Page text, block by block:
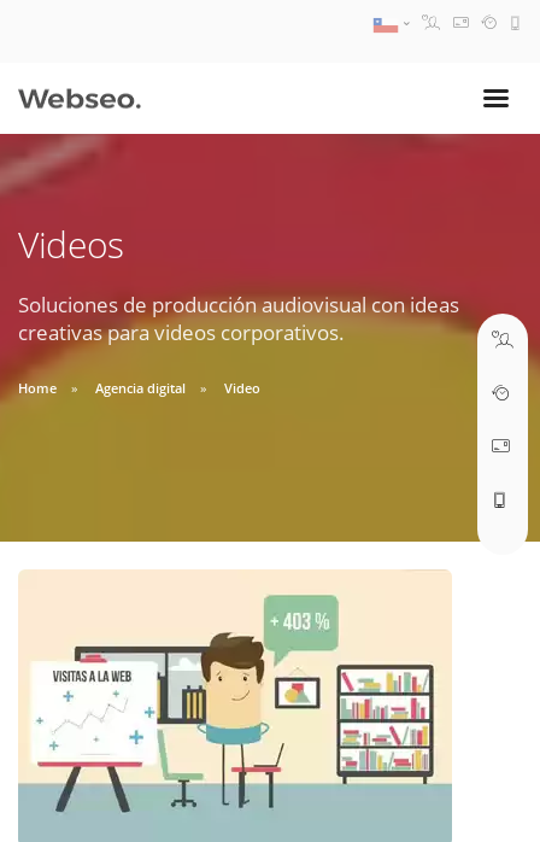
Videos
Soluciones de producción audiovisual con ideas
creativas para videos corporativos.
Home Agencia digital Video
soporte@webseo.cl